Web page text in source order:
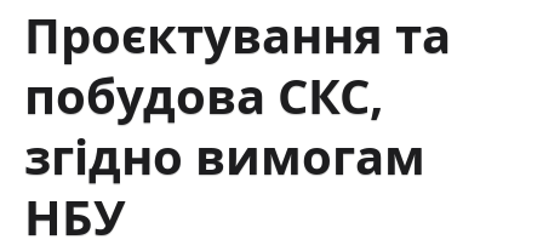
Проєктування та
побудова СКС,
згідно вимогам
НБУ